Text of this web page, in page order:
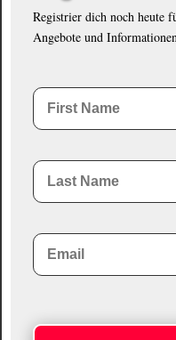
Registrier dich noch heute
Angebote und